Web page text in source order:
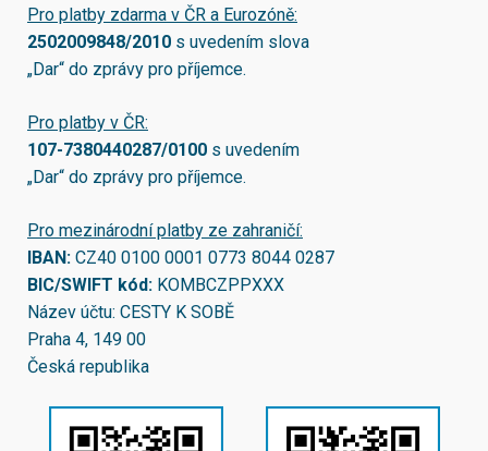
Pro platby zdarma v ČR a Eurozóně:
2502009848/2010 s uvedením slova
„Dar“ do zprávy pro příjemce.
Pro platby v ČR:
107-7380440287/0100 s uvedením
„Dar“ do zprávy pro příjemce.
Pro mezinárodní platby ze zahraničí:
IBAN: CZ40 0100 0001 0773 8044 0287
BIC/SWIFT kód: KOMBCZPPXXX
Název účtu: CESTY K SOBĚ
Praha 4, 149 00
Česká republika